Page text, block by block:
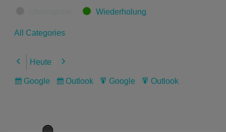
Wiederholung
All Categories
Previous
Heute Next
Subscribe
Google
Subscribe
Outlook
Export
Google
Export
Outlook